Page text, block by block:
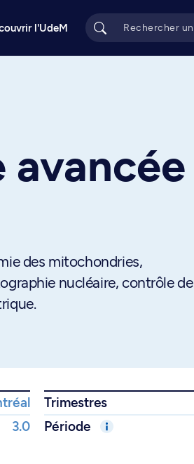
l'UdeM
des mitochondries,
nucléaire, contrôle de
Trimestres
3.0 Période